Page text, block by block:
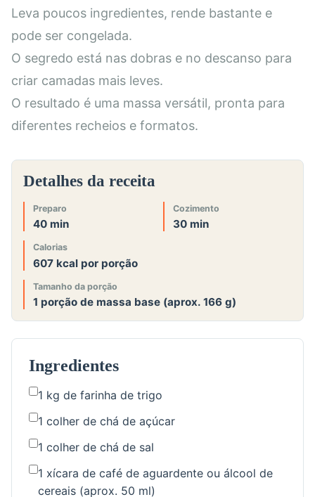
Leva poucos ingredientes, rende bastante e
pode ser congelada.
O segredo está nas dobras e no descanso para
criar camadas mais leves.
O resultado é uma massa versátil, pronta para
diferentes recheios e formatos.
Detalhes da receita
Preparo
40 min
Cozimento
30 min
Calorias
607 kcal por porção
Tamanho da porção
1 porção de massa base (aprox. 166 g)
Ingredientes
1 kg de farinha de trigo
1 colher de chá de açúcar
1 colher de chá de sal
1 xícara de café de aguardente ou álcool de
cereais (aprox. 50 ml)